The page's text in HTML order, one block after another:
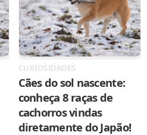
CURIOSIDADES
Cães do sol nascente:
conheça 8 raças de
cachorros vindas
diretamente do Japão!